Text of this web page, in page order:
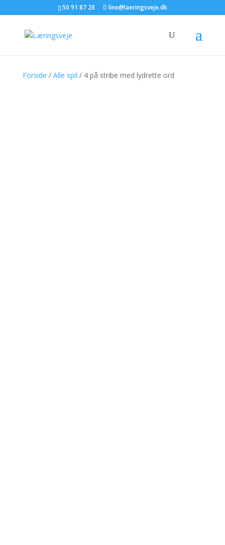
50 91 87 28 line@laeringsveje.dk
Forside / Alle spil / 4 på stribe med lydrette ord